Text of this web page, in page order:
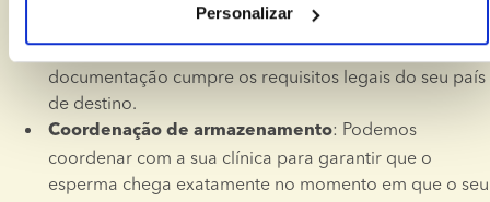
Personalizar
de transporte a seco.
Conformidade local: Asseguramos que toda a
documentação cumpre os requisitos legais do seu país
de destino.
Coordenação de armazenamento: Podemos
coordenar com a sua clínica para garantir que o
esperma chega exatamente no momento em que o seu